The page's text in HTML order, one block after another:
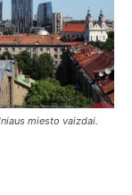
miesto vaizdai.